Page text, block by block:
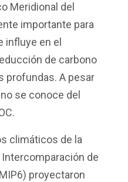
Meridional del
importante para
influye en el
de carbono
profundas. A pesar
se conoce del
climáticos de la
de
proyectaron